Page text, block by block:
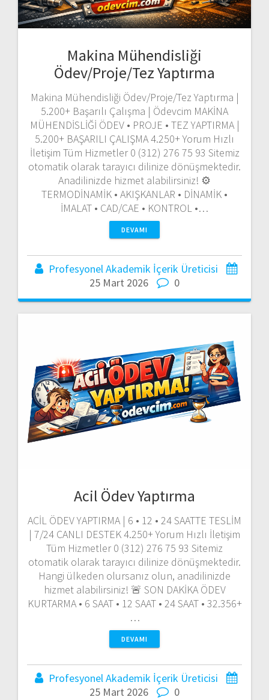
Makina Mühendisliği
Ödev/Proje/Tez Yaptırma
Makina Mühendisliği Ödev/Proje/Tez Yaptırma |
5.200+ Başarılı Çalışma | Ödevcim MAKİNA
MÜHENDİSLİĞİ ÖDEV • PROJE • TEZ YAPTIRMA |
5.200+ BAŞARILI ÇALIŞMA 4.250+ Yorum Hızlı
İletişim Tüm Hizmetler 0 (312) 276 75 93 Sitemiz
otomatik olarak tarayıcı dilinize dönüşmektedir.
Anadilinizde hizmet alabilirsiniz! ⚙️
TERMODİNAMİK • AKIŞKANLAR • DİNAMİK •
İMALAT • CAD/CAE • KONTROL •…
DEVAMI
Profesyonel Akademik İçerik Üreticisi
25 Mart 2026
0
Acil Ödev Yaptırma
ACİL ÖDEV YAPTIRMA | 6 • 12 • 24 SAATTE TESLİM
| 7/24 CANLI DESTEK 4.250+ Yorum Hızlı İletişim
Tüm Hizmetler 0 (312) 276 75 93 Sitemiz
otomatik olarak tarayıcı dilinize dönüşmektedir.
Hangi ülkeden olursanız olun, anadilinizde
hizmet alabilirsiniz! 🚨 SON DAKİKA ÖDEV
KURTARMA • 6 SAAT • 12 SAAT • 24 SAAT • 32.356+
…
DEVAMI
Profesyonel Akademik İçerik Üreticisi
25 Mart 2026
0